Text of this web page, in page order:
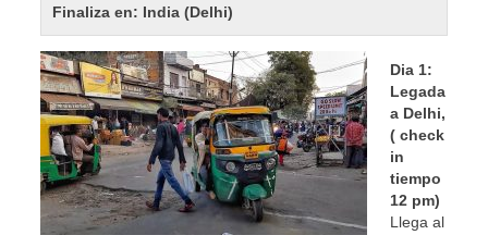
Finaliza en: India (Delhi)
Dia 1:
Legada
a Delhi,
( check
in
tiempo
12 pm)
Llega al